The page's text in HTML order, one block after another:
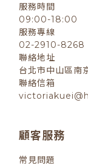
服務時間
09:00-18:00
服務專線
02-2910-8268
聯絡地址
台北市中山區南
聯絡信箱
顧客服務
常見問題